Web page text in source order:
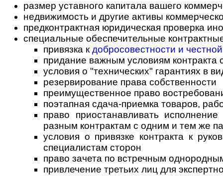
размер уставного капитала вашего
недвижимость и другие активы
предконтрактная юридическая проверка
специальные обеспечительные
привязка к добросовестности и
придание важным условиям контракта
условия о "технических" гарантиях в
резервирование права собственности
преимущественное право
поэтапная сдача-приемка товаров,
право приостанавливать
разным контрактам с одним и тем же
условия о привязке контракта к
специалистам сторон
право зачета по встречным
привлечение третьих лиц для